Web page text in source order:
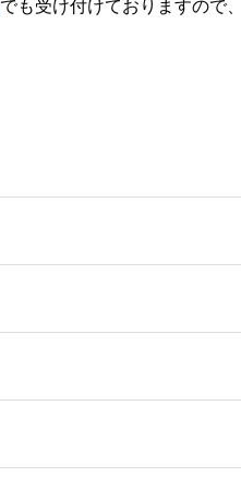
でも受け付けておりますので